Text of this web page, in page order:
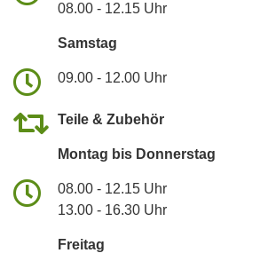
08.00 - 12.15 Uhr
Samstag
09.00 - 12.00 Uhr
Teile & Zubehör
Montag bis Donnerstag
08.00 - 12.15 Uhr
13.00 - 16.30 Uhr
Freitag